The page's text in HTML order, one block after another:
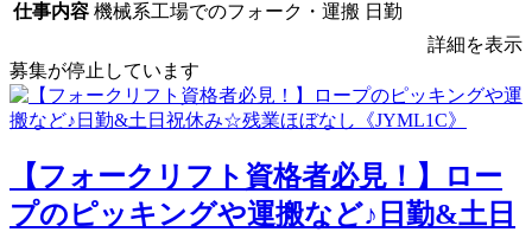
仕事内容 機械系工場でのフォーク・運搬 日勤
詳細を表示
募集が停止しています
【フォークリフト資格者必見！】ロー
プのピッキングや運搬など♪日勤&土日